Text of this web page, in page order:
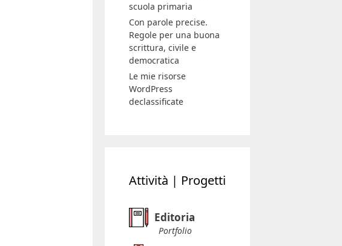
scuola primaria
Con parole precise.
Regole per una buona
scrittura, civile e
democratica
Le mie risorse
WordPress
declassificate
Attività | Progetti
Editoria
Portfolio